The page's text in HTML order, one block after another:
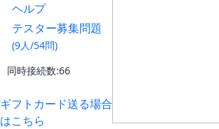
ヘルプ
テスター募集問題
(9人/54問)
同時接続数:66
ギフトカード送る場合
はこちら